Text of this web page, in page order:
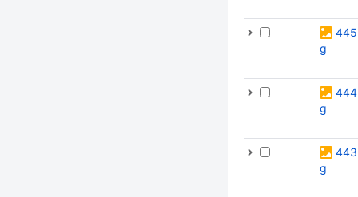
g
g
g